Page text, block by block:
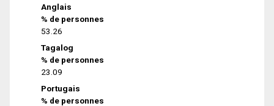
Anglais
% de personnes
53.26
Tagalog
% de personnes
23.09
Portugais
% de personnes